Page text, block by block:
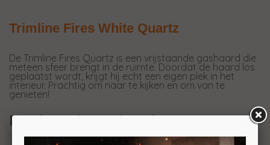
Trimline Fires White Quartz
De Trimline Fires Quartz is een vrijstaande gashaard die
meteen sfeer brengt in de ruimte. Doordat de haard los
geplaatst wordt, krijgt hij echt een eigen plek in het
interieur. Prachtig om naar te kijken en om van te
genieten!
Een haard met karakter